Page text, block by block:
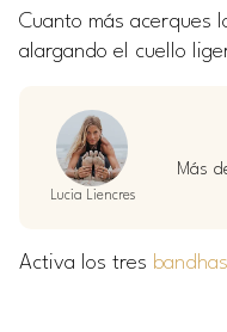
Cuanto más acerques
alargando el cuello
Lucia Liencres
Más
Activa los tres bandhas